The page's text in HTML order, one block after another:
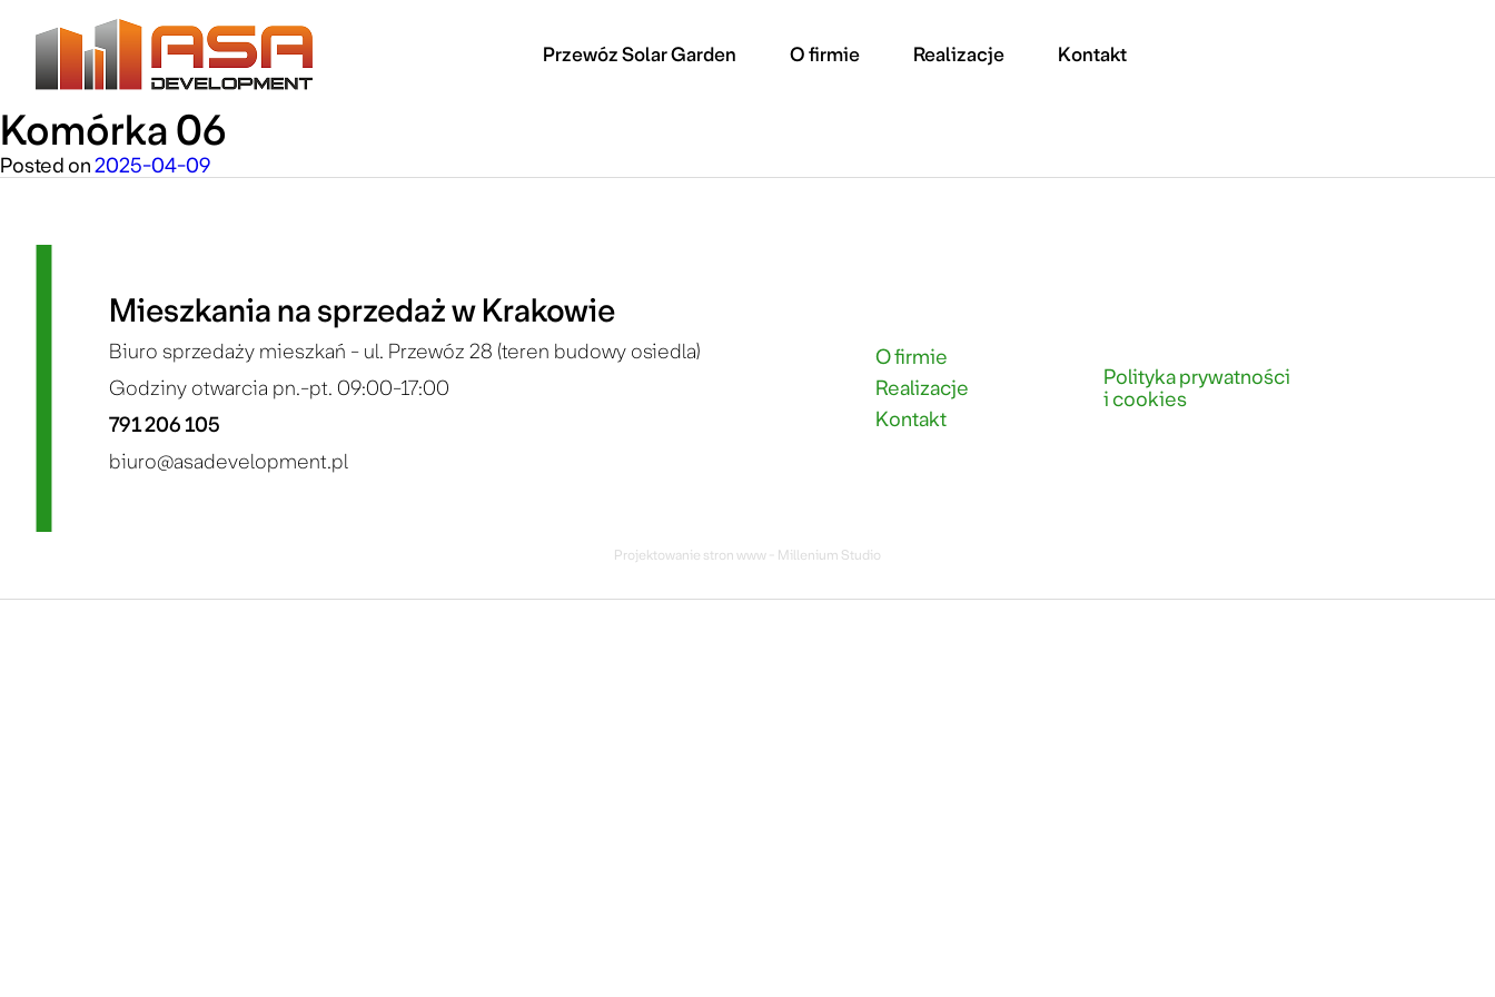
Skip
to
content
Przewóz Solar Garden O firmie Realizacje Kontakt
Komórka 06
Posted on2025-04-09
Mieszkania na sprzedaż w Krakowie
Biuro sprzedaży mieszkań - ul. Przewóz 28 (teren budowy osiedla)
Godziny otwarcia pn.-pt. 09:00-17:00
791 206 105
biuro@asadevelopment.pl
O firmie
Realizacje
Kontakt
Polityka prywatności
i cookies
Projektowanie stron www - Millenium Studio